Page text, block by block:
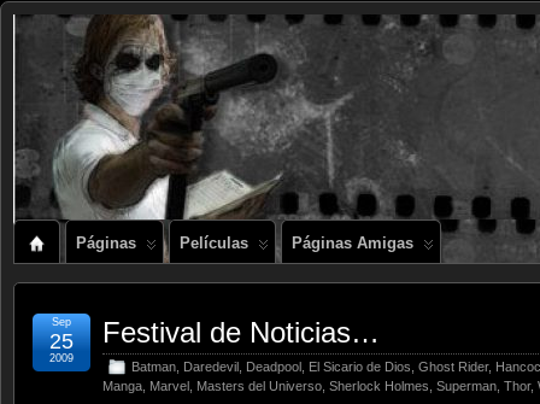
Páginas Películas Páginas Amigas
Festival de Noticias…
Batman Daredevil Deadpool El Sicario de Dios Ghost Rider,
Manga Marvel Masters del Universo Sherlock Holmes Superman Thor,
Sep
25
2009